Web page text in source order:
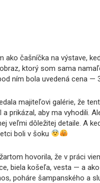
ako čašníčka na výstave,
ktorý som sama
ním bola uvedená cena —
majiteľovi galérie, že
a prikázal, aby ma vyhodili.
veľmi dôležitej detaile. A
boli v šoku
hovorila, že v práci
biela košeľa, vesta — a
poháre šampanského a